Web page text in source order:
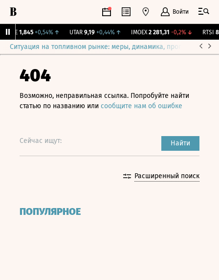
Войти
1,845 +0,54%↑ UTAR 9,19 +0,44%↑ IMOEX 2 281,31 -0,2%↓ RTSI
Ситуация на топливном рынке: меры, динамика, прогнозы
404
Возможно, неправильная ссылка. Попробуйте найти
статью по названию или сообщите нам об ошибке
Сейчас ищут: Найти
Расширенный поиск
ПОПУЛЯРНОЕ